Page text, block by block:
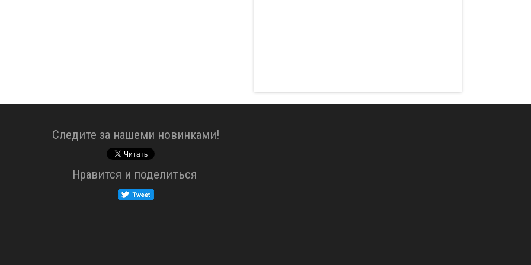
Cледите за нашеми новинками!
Нравится и поделиться